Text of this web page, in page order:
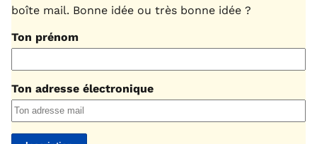
boîte mail. Bonne idée ou très bonne idée ?
Ton prénom
Ton adresse électronique